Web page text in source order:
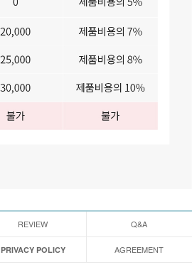
REVIEW Q&A
PRIVACY POLICY AGREEMENT